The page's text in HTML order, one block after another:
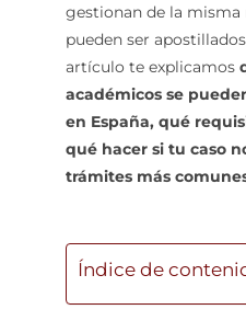
gestionan de la misma
pueden ser
artículo te explicamos
académicos se
en España, qué
qué hacer si tu caso
trámites más
Índice de